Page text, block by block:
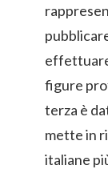
figure
terza è
mette in
italiane